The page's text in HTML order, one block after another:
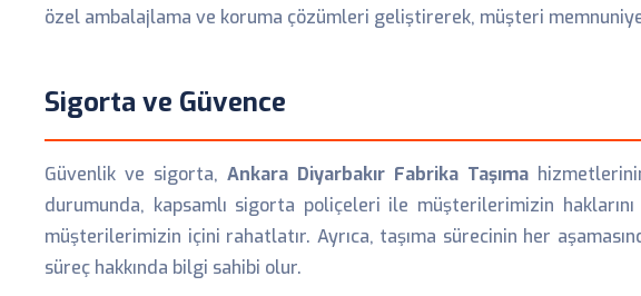
özel ambalajlama ve koruma çözümleri geliştirerek, müşteri
Sigorta ve Güvence
Güvenlik ve sigorta,Ankara Diyarbakır Fabrika Taşıma
durumunda, kapsamlı sigorta poliçeleri ile müşterilerimizin
müşterilerimizin içini rahatlatır. Ayrıca, taşıma sürecinin her
süreç hakkında bilgi sahibi olur.